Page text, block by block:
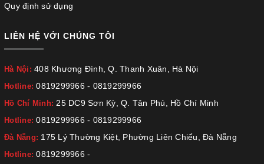
Quy định sử dụng
LIÊN HỆ VỚI CHÚNG TÔI
Hà Nội: 408 Khương Đình, Q. Thanh Xuân, Hà Nội
Hotline:0819299966 - 0819299966
Hồ Chí Minh: 25 DC9 Sơn Kỳ, Q. Tân Phú, Hồ Chí Minh
Hotline:0819299966 - 0819299966
Đà Nẵng: 175 Lý Thường Kiệt, Phường Liên Chiểu, Đà Nẵng
Hotline:0819299966 -